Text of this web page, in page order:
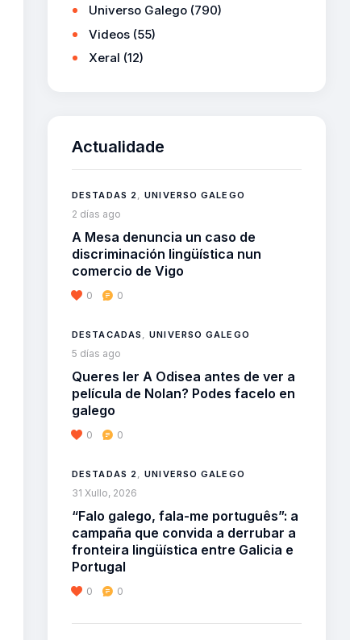
Universo Galego (790)
Videos (55)
Xeral (12)
Actualidade
DESTADAS 2 ,UNIVERSO GALEGO
2 días ago
A Mesa denuncia un caso de
discriminación lingüística nun
comercio de Vigo
0 0
DESTACADAS ,UNIVERSO GALEGO
5 días ago
Queres ler A Odisea antes de ver a
película de Nolan? Podes facelo en
galego
0 0
DESTADAS 2 ,UNIVERSO GALEGO
31 Xullo, 2026
“Falo galego, fala-me português”: a
campaña que convida a derrubar a
fronteira lingüística entre Galicia e
Portugal
0 0